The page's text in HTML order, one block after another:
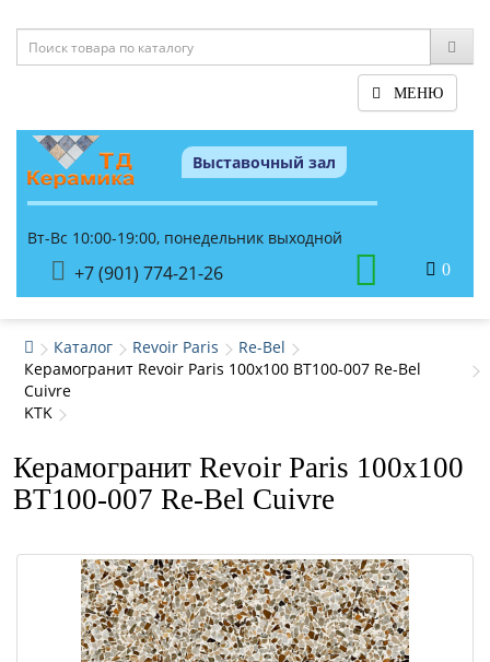
МЕНЮ
Выставочный зал
Вт-Вс 10:00-19:00, понедельник выходной
+7 (901) 774-21-26 0
Каталог Revoir Paris
Re-Bel
Керамогранит Revoir Paris 100x100 BT100-007 Re-Bel
Cuivre
KTK
Керамогранит Revoir Paris 100x100
BT100-007 Re-Bel Cuivre